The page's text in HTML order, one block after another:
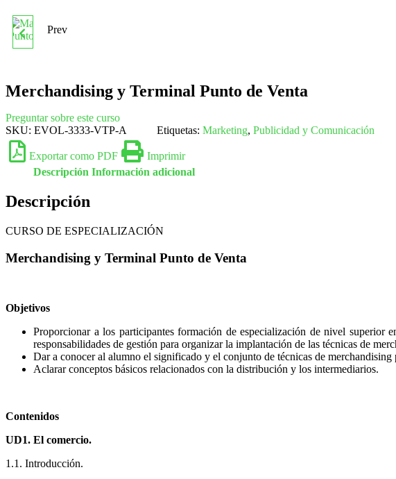
PUNTO DE VENTA
Prev
Merchandising y Terminal Punto de Venta
Preguntar sobre este curso
SKU: EVOL-3333-VTP-A Etiquetas: Marketing, Publicidad y Comunicación
Exportar como PDF
Imprimir
Descripción Información adicional
Descripción
CURSO DE ESPECIALIZACIÓN
Merchandising y Terminal Punto de Venta
Objetivos
Proporcionar a los participantes formación de especialización de nivel superior
responsabilidades de gestión para organizar la implantación de las técnicas de
Dar a conocer al alumno el significado y el conjunto de técnicas de
Aclarar conceptos básicos relacionados con la distribución y los intermediarios.
Contenidos
UD1. El comercio.
1.1. Introducción.